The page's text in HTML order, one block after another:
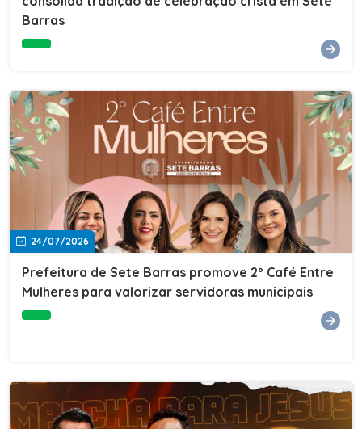
Barras
24/07/2026
Prefeitura de Sete Barras promove 2º Café Entre
Mulheres para valorizar servidoras municipais